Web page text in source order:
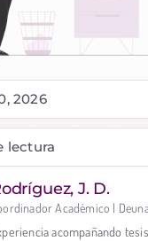
2026
lectura
J. D.
Académico |
acompañando